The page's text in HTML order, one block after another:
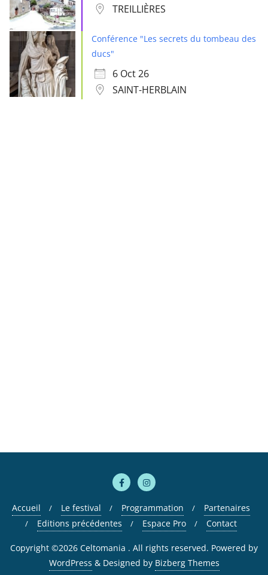
TREILLIÈRES
Conférence "Les secrets du tombeau des
ducs"
6 Oct 26
SAINT-HERBLAIN
Accueil Le festival Programmation
Partenaires
Editions précédentes
Espace Pro Contact
Copyright ©2026 Celtomania . All rights reserved. Powered by
WordPress & Designed by Bizberg Themes